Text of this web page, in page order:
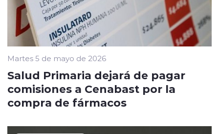
Martes 5 de mayo de 2026
Salud Primaria dejará de pagar
comisiones a Cenabast por la
compra de fármacos